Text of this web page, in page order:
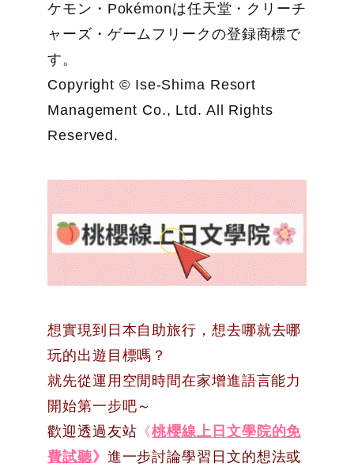
ケモン・Pokémonは任天堂・クリーチ
ャーズ・ゲームフリークの登録商標で
す。
Copyright © Ise-Shima Resort
Management Co., Ltd. All Rights
Reserved.
想實現到日本自助旅行，想去哪就去哪
玩的出遊目標嗎？
就先從運用空閒時間在家增進語言能力
開始第一步吧～
歡迎透過友站 《桃櫻線上日文學院的免
費試聽》 進一步討論學習日文的想法或